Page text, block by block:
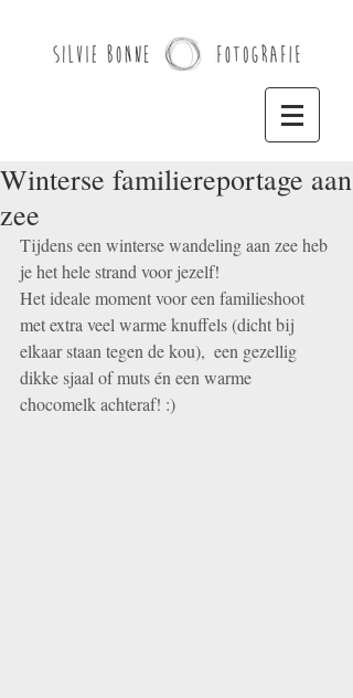
Winterse familiereportage aan
zee
Tijdens een winterse wandeling aan zee heb
je het hele strand voor jezelf!
Het ideale moment voor een familieshoot
met extra veel warme knuffels (dicht bij
elkaar staan tegen de kou),  een gezellig
dikke sjaal of muts én een warme
chocomelk achteraf! :)